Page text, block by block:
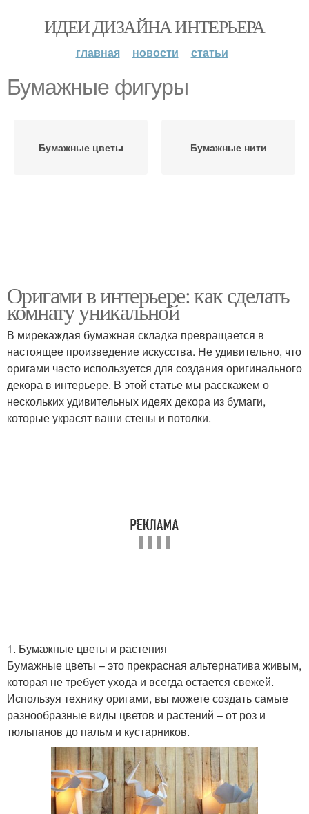
ИДЕИ ДИЗАЙНА ИНТЕРЬЕРА
главная новости статьи
Бумажные фигуры
Бумажные цветы Бумажные нити
Оригами в интерьере: как сделать
комнату уникальной
В мирекаждая бумажная складка превращается в
настоящее произведение искусства. Не удивительно, что
оригами часто используется для создания оригинального
декора в интерьере. В этой статье мы расскажем о
нескольких удивительных идеях декора из бумаги,
которые украсят ваши стены и потолки.
1. Бумажные цветы и растения
Бумажные цветы – это прекрасная альтернатива живым,
которая не требует ухода и всегда остается свежей.
Используя технику оригами, вы можете создать самые
разнообразные виды цветов и растений – от роз и
тюльпанов до пальм и кустарников.